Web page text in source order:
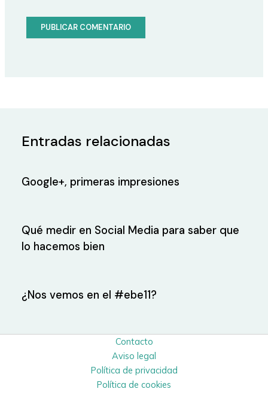
Entradas relacionadas
Google+, primeras impresiones
Qué medir en Social Media para saber que
lo hacemos bien
¿Nos vemos en el #ebe11?
Contacto
Aviso legal
Política de privacidad
Política de cookies